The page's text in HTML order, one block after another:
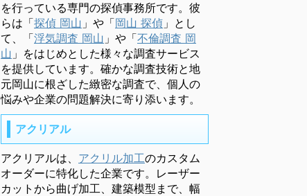
を行っている専門の探偵事務所です。彼
らは「探偵 岡山 」や「岡山 探偵 」とし
て、「浮気調査 岡山 」や「不倫調査 岡
山 」をはじめとした様々な調査サービス
を提供しています。確かな調査技術と地
元岡山に根ざした緻密な調査で、個人の
悩みや企業の問題解決に寄り添います。
アクリアル
アクリアルは、 アクリル加工のカスタム
オーダーに特化した企業です。レーザー
カットから曲げ加工、建築模型まで、幅